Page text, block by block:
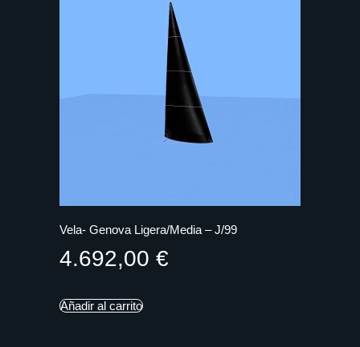
Vela- Genova Ligera/Media – J/99
4.692,00 €
Añadir al carrito